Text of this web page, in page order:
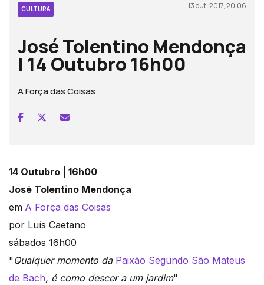
CULTURA 13 out, 2017, 20:06
José Tolentino Mendonça
| 14 Outubro 16h00
A Força das Coisas
14 Outubro | 16h00
José Tolentino Mendonça
em A Força das Coisas
por Luís Caetano
sábados 16h00
"Qualquer momento da Paixão Segundo São Mateus
de Bach, é como descer a um jardim"